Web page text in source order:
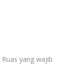
Ruas yang wajib